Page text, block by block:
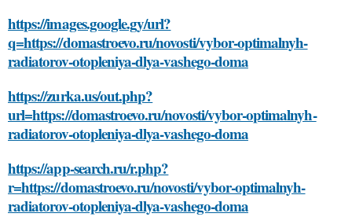
https://images.google.gy/url?
q=https://domastroevo.ru/novosti/vybor-optimalnyh-
radiatorov-otopleniya-dlya-vashego-doma
https://zurka.us/out.php?
url=https://domastroevo.ru/novosti/vybor-optimalnyh-
radiatorov-otopleniya-dlya-vashego-doma
https://app-search.ru/r.php?
r=https://domastroevo.ru/novosti/vybor-optimalnyh-
radiatorov-otopleniya-dlya-vashego-doma